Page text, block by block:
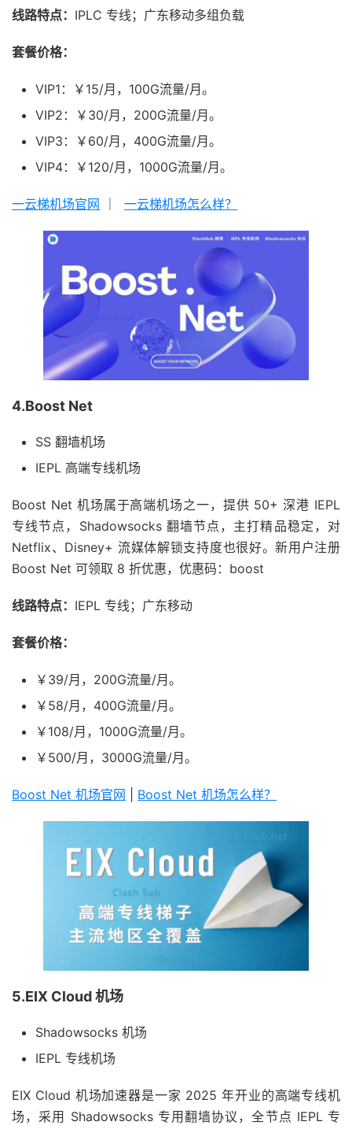
线路特点： IPLC 专线；广东移动多组负载
套餐价格：
VIP1：￥15/月，100G流量/月。
VIP2：￥30/月，200G流量/月。
VIP3：￥60/月，400G流量/月。
VIP4：￥120/月，1000G流量/月。
一云梯机场官网 一云梯机场怎么样？
4.Boost Net
SS 翻墙机场
IEPL 高端专线机场
Boost Net 机场属于高端机场之一，提供 50+ 深港 IEPL
专线节点，Shadowsocks 翻墙节点，主打精品稳定，对
Netflix、Disney+ 流媒体解锁支持度也很好。新用户注册
Boost Net 可领取 8 折优惠，优惠码：boost
线路特点： IEPL 专线；广东移动
套餐价格：
￥39/月，200G流量/月。
￥58/月，400G流量/月。
￥108/月，1000G流量/月。
￥500/月，3000G流量/月。
Boost Net 机场官网 Boost Net 机场怎么样？
5.EIX Cloud 机场
Shadowsocks 机场
IEPL 专线机场
EIX Cloud 机场加速器是一家 2025 年开业的高端专线机
场，采用 Shadowsocks 专用翻墙协议，全节点 IEPL 专